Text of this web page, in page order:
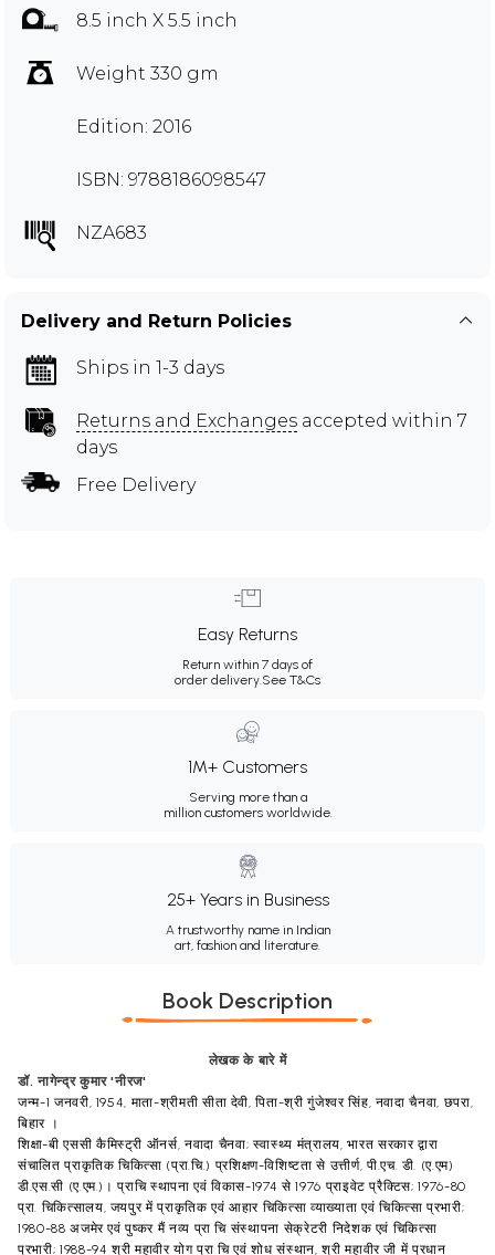
8.5 inch X 5.5 inch
Weight 330 gm
Edition: 2016
ISBN: 9788186098547
NZA683
Delivery and Return Policies
Ships in 1-3 days
Returns and Exchanges accepted within 7
days
Free Delivery
Easy Returns
Return within 7 days of
order delivery.See T&Cs
1M+ Customers
Serving more than a
million customers worldwide.
25+ Years in Business
A trustworthy name in Indian
art, fashion and literature.
Book Description
लेखक के बारे में
डॉ. नागेन्द्र कुमार 'नीरज'
जन्म-1 जनवरी, 1954, माता-श्रीमती सीता देवी, पिता-श्री गुंजेश्वर सिंह, नवादा चैनवा, छपरा,
बिहार ।
शिक्षा-बी एससी कैमिस्ट्री ऑनर्स, नवादा चैनवा; स्वास्थ्य मंत्रालय, भारत सरकार द्वारा
संचालित प्राकृतिक चिकित्सा (प्रा.चि.) प्रशिक्षण-विशिष्टता से उत्तीर्ण, पी.एच. डी. (ए.एम)
डी.एस.सी (ए.एम.)। प्राचि स्थापना एवं विकास-1974 से 1976 प्राइवेट प्रैक्टिस; 1976-80
प्रा. चिकित्सालय, जयपुर में प्राकृतिक एवं आहार चिकित्सा व्याख्याता एवं चिकित्सा प्रभारी;
1980-88 अजमेर एवं पुष्कर मैं नव्य प्रा चि संस्थापना सेक्रेटरी निदेशक एवं चिकित्सा
प्रभारी; 1988-94 श्री महावीर योग प्रा चि एवं शोध संस्थान, श्री महावीर जी में प्रधान